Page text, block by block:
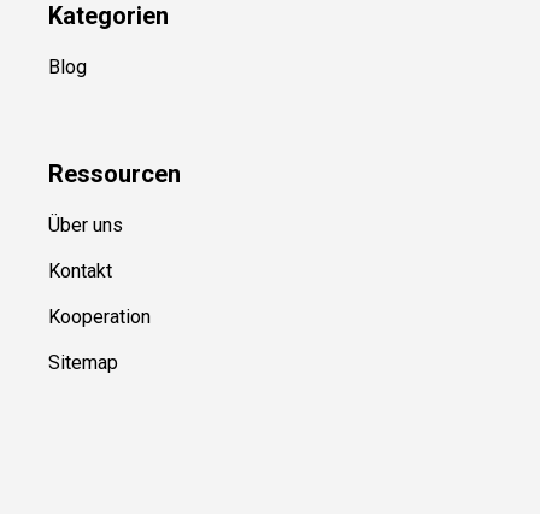
Kategorien
Blog
Ressourcen
Über uns
Kontakt
Kooperation
Sitemap